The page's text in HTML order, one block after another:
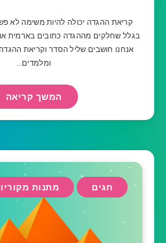
קריאת ההגדה יכולה להיות משימה לא
בגלל שחלקים מההגדה כתובים בארמית
אנחנו חושבים שליל הסדר וקריאת ההגדה
ומלמדים…
המשך קריאה
חגים מתנות